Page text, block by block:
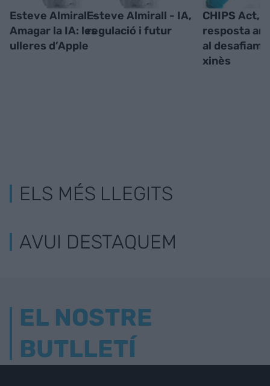
Esteve Almirall -
Amagar la IA: les
ulleres d’Apple
Esteve Almirall - IA,
regulació i futur
CHIPS Act,
resposta
al
xinès
ELS MÉS LLEGITS
AVUI DESTAQUEM
EL NOSTRE
BUTLLETÍ